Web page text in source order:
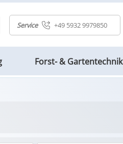
Service +49 5932 9979850
Forst- & Gartentechnik